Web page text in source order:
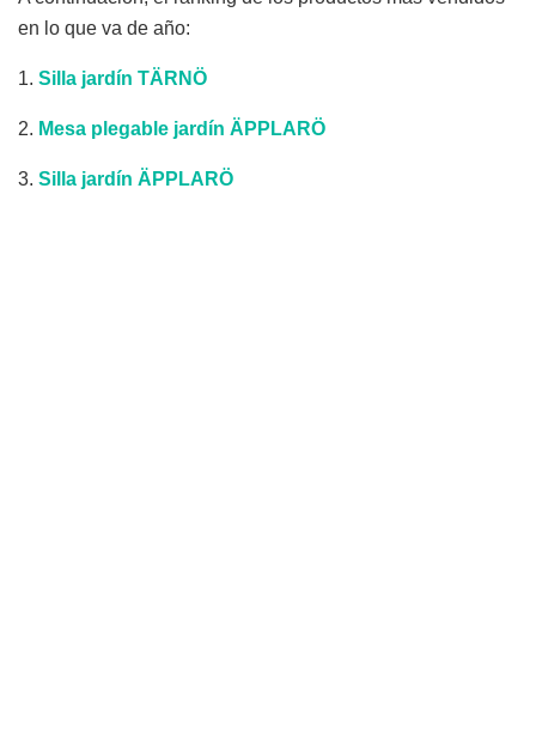
en lo que va de año:
1. Silla jardín TÄRNÖ
2. Mesa plegable jardín ÄPPLARÖ
3. Silla jardín ÄPPLARÖ